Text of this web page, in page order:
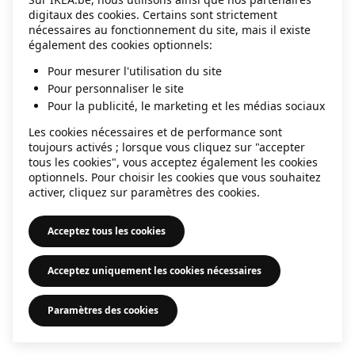
information).
digitaux des cookies. Certains sont strictement
nécessaires au fonctionnement du site, mais il existe
également des cookies optionnels:
Pour mesurer l'utilisation du site
Pour personnaliser le site
Pour la publicité, le marketing et les médias sociaux
Les cookies nécessaires et de performance sont
toujours activés ; lorsque vous cliquez sur "accepter
tous les cookies", vous acceptez également les cookies
optionnels. Pour choisir les cookies que vous souhaitez
activer, cliquez sur paramètres des cookies.
Acceptez tous les cookies
Acceptez uniquement les cookies nécessaires
Paramètres des cookies